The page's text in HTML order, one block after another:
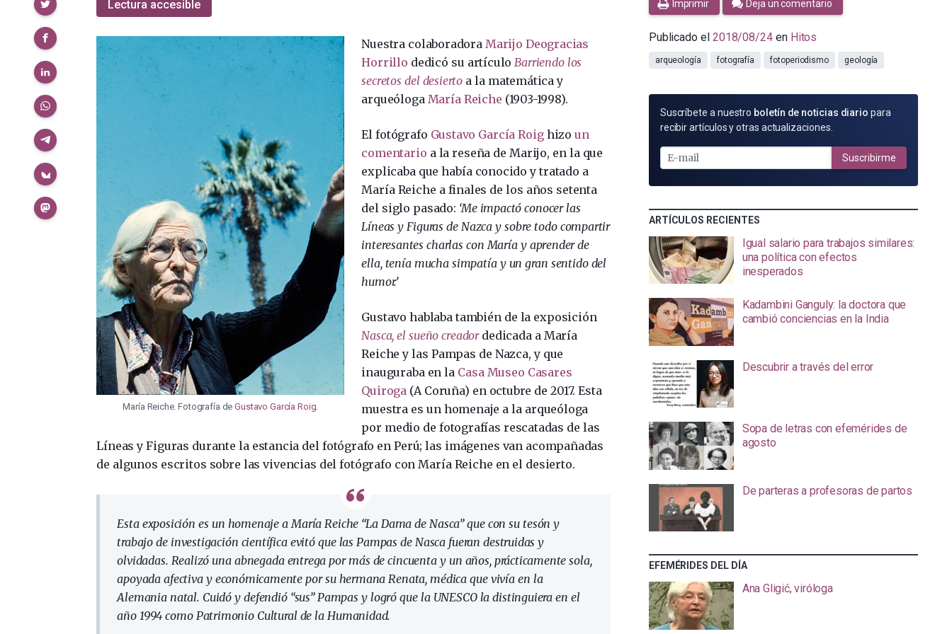
Lectura accesible
María Reiche. Fotografía deGustavo García Roig
Nuestra colaboradora Marijo Deogracias
Horrillo dedicó su artículo Barriendo los
secretos del desiertoa la matemática y
arqueóloga María Reiche (1903-1998).
El fotógrafo Gustavo García Roighizoun
comentario a la reseña de Marijo, en la que
explicaba que había conocido y tratado a
María Reiche a finales de los años setenta
del siglo pasado: ‘Me impactó conocer las
Líneas y Figuras de Nazca y sobre todo compartir
interesantes charlas con María y aprender de
ella, tenía mucha simpatía y un gran sentido del
humor.’
Gustavo hablaba también de la exposición
Nasca, el sueño creadordedicada a María
Reiche y las Pampas de Nazca, y que
inauguraba en la Casa Museo Casares
Quiroga (A Coruña) en octubre de 2017. Esta
muestra es un homenaje a la arqueóloga
por medio de fotografías rescatadas de las
Líneas y Figuras durante la estancia del fotógrafo en Perú; las imágenes van acompañadas
de algunos escritos sobre las vivencias del fotógrafo con María Reiche en el desierto.
Esta exposición es un homenaje a María Reiche “La Dama de Nasca” que con su tesón y
trabajo de investigación científica evitó que las Pampas de Nasca fueran destruidas y
olvidadas. Realizó una abnegada entrega por más de cincuenta y un años, prácticamente sola,
apoyada afectiva y económicamente por su hermana Renata, médica que vivía en la
Alemania natal. Cuidó y defendió “sus” Pampas y logró que la UNESCO la distinguiera en el
año 1994 como Patrimonio Cultural de la Humanidad.
Imprimir Deja un comentario
Publicado el 2018/08/24 en Hitos
arqueología fotografía fotoperiodismo geología
SUSCRÍBETE
POR
MAIL
Suscríbete a nuestro boletín de noticias diario para
recibir artículos y otras actualizaciones.
Suscribirme
ARTÍCULOS RECIENTES
Igual salario para trabajos similares:
una política con efectos
inesperados
Kadambini Ganguly: la doctora que
cambió conciencias en la India
Descubrir a través del error
Sopa de letras con efemérides de
agosto
De parteras a profesoras de partos
EFEMÉRIDES DEL DÍA
Ana Gligić, viróloga